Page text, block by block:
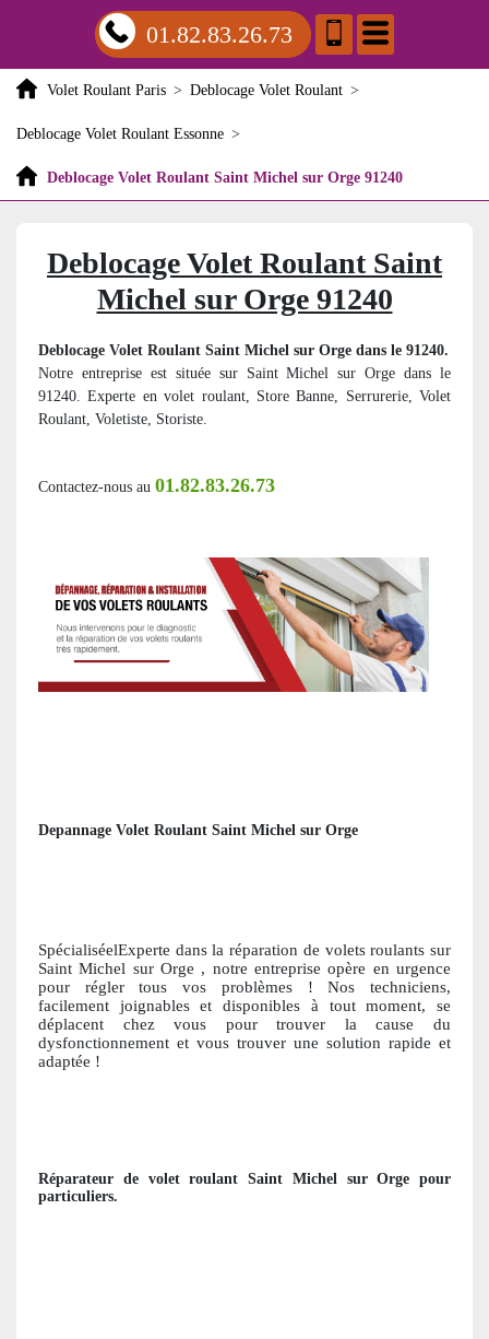
01.82.83.26.73
Volet Roulant Paris > Deblocage Volet Roulant >
Deblocage Volet Roulant Essonne >
Deblocage Volet Roulant Saint Michel sur Orge 91240
Deblocage Volet Roulant Saint
Michel sur Orge 91240
Deblocage Volet Roulant Saint Michel sur Orge dans le 91240.
Notre entreprise est située sur Saint Michel sur Orge dans le
91240. Experte en volet roulant, Store Banne, Serrurerie, Volet
Roulant, Voletiste, Storiste.
Contactez-nous au 01.82.83.26.73
Depannage Volet Roulant Saint Michel sur Orge
SpécialiséelExperte dans la réparation de volets roulants sur
Saint Michel sur Orge , notre entreprise opère en urgence
pour régler tous vos problèmes ! Nos techniciens,
facilement joignables et disponibles à tout moment, se
déplacent chez vous pour trouver la cause du
dysfonctionnement et vous trouver une solution rapide et
adaptée !
Réparateur de volet roulant Saint Michel sur Orge pour
particuliers.